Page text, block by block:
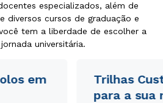
especializados, além de
diversos cursos de graduação e
tem a liberdade de escolher a
universitária.
em
Trilhas
para a sua